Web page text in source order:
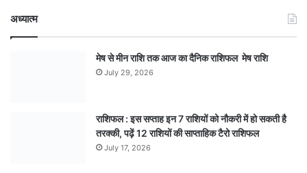
अध्यात्म
मेष से मीन राशि तक आज का दैनिक राशिफल मेष राशि
July 29, 2026
राशिफल : इस सप्ताह इन 7 राशियों को नौकरी में हो सकती है
तरक्की, पढ़ें 12 राशियों की साप्ताहिक टैरो राशिफल
July 17, 2026